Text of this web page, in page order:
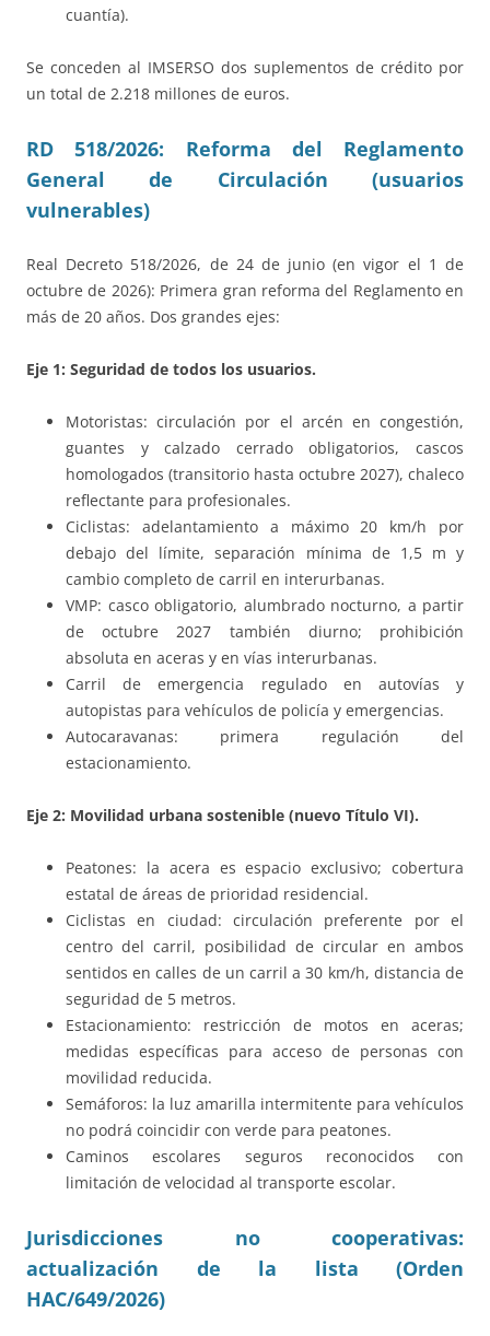
cuantía).
Se conceden al IMSERSO dos suplementos de crédito por
un total de 2.218 millones de euros.
RD 518/2026: Reforma del Reglamento
General de Circulación (usuarios
vulnerables)
Real Decreto 518/2026, de 24 de junio (en vigor el 1 de
octubre de 2026): Primera gran reforma del Reglamento en
más de 20 años. Dos grandes ejes:
Eje 1: Seguridad de todos los usuarios.
Motoristas: circulación por el arcén en congestión,
guantes y calzado cerrado obligatorios, cascos
homologados (transitorio hasta octubre 2027), chaleco
reflectante para profesionales.
Ciclistas: adelantamiento a máximo 20 km/h por
debajo del límite, separación mínima de 1,5 m y
cambio completo de carril en interurbanas.
VMP: casco obligatorio, alumbrado nocturno, a partir
de octubre 2027 también diurno; prohibición
absoluta en aceras y en vías interurbanas.
Carril de emergencia regulado en autovías y
autopistas para vehículos de policía y emergencias.
Autocaravanas: primera regulación del
estacionamiento.
Eje 2: Movilidad urbana sostenible (nuevo Título VI).
Peatones: la acera es espacio exclusivo; cobertura
estatal de áreas de prioridad residencial.
Ciclistas en ciudad: circulación preferente por el
centro del carril, posibilidad de circular en ambos
sentidos en calles de un carril a 30 km/h, distancia de
seguridad de 5 metros.
Estacionamiento: restricción de motos en aceras;
medidas específicas para acceso de personas con
movilidad reducida.
Semáforos: la luz amarilla intermitente para vehículos
no podrá coincidir con verde para peatones.
Caminos escolares seguros reconocidos con
limitación de velocidad al transporte escolar.
Jurisdicciones no cooperativas:
actualización de la lista (Orden
HAC/649/2026)